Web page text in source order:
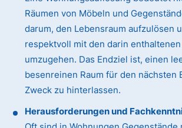
Räumen von Möbeln und
darum, den Lebensraum aufzulösen
respektvoll mit den darin
umzugehen. Das Endziel ist, einen
besenreinen Raum für den nächsten
Zweck zu hinterlassen.
Herausforderungen und